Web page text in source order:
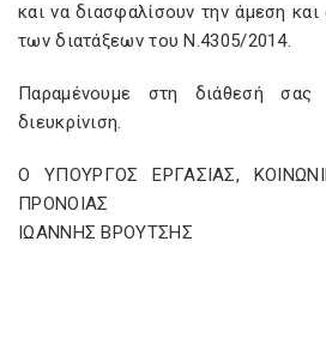
και να διασφαλίσουν την άμεση
των διατάξεων του Ν.4305/2014.
Παραμένουμε στη διάθεσή σας
διευκρίνιση.
Ο ΥΠΟΥΡΓΟΣ ΕΡΓΑΣΙΑΣ,
ΠΡΟΝΟΙΑΣ
ΙΩΑΝΝΗΣ ΒΡΟΥΤΣΗΣ